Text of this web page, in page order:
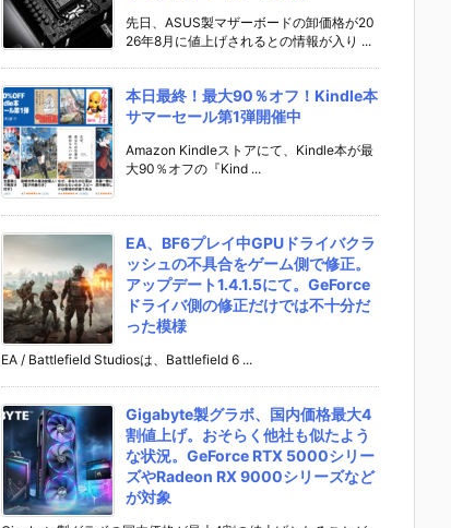
先日、ASUS製マザーボードの卸価格が20
26年8月に値上げされるとの情報が入り ...
本日最終！最大90％オフ！Kindle本
サマーセール第1弾開催中
Amazon Kindleストアにて、Kindle本が最
大90％オフの『Kind ...
EA、BF6プレイ中GPUドライバクラ
ッシュの不具合をゲーム側で修正。
アップデート1.4.1.5にて。GeForce
ドライバ側の修正だけでは不十分だ
った模様
EA / Battlefield Studiosは、Battlefield 6 ...
Gigabyte製グラボ、国内価格最大4
割値上げ。おそらく他社も似たよう
な状況。GeForce RTX 5000シリー
ズやRadeon RX 9000シリーズなど
が対象